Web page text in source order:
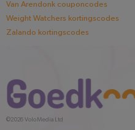
Van Arendonk couponcodes
Weight Watchers kortingscodes
Zalando kortingscodes
©2026Volo Media Ltd